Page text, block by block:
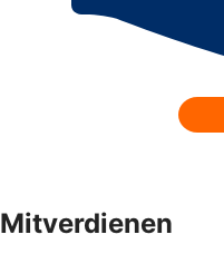
Mitverdienen